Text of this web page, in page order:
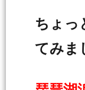
ちょっ
てみま